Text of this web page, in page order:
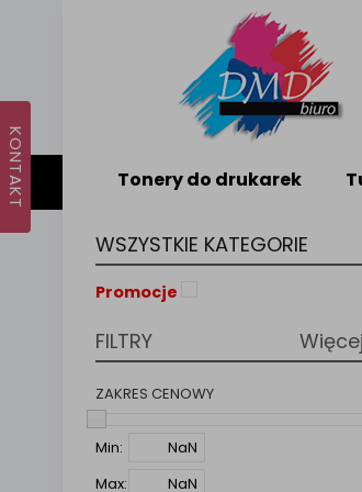
Tonery do drukarek
WSZYSTKIE KATEGORIE
Promocje
FILTRY Więcej
ZAKRES CENOWY
Min:
Max: